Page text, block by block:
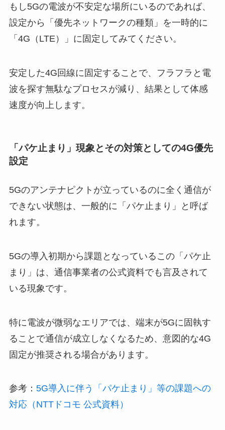
もし5Gの電波が不安定な場所にいるのであれば、
設定から「優先ネットワークの種類」を一時的に
「4G（LTE）」に固定してみてください。
安定した4G回線に固定することで、フラフラと電
波を探す無駄なプロセスが減り、結果として体感
速度が向上します。
「パケ止まり」現象とその対策としての4G優先
設定
5Gのアンテナピクトが立っているのに全く通信が
できない状態は、一般的に「パケ止まり」と呼ば
れます。
5Gの導入初期から課題となっているこの「パケ止
まり」は、通信事業者の公式資料でも言及されて
いる現象です。
特に電波が微弱なエリアでは、端末が5Gに固執す
ることで通信が成立しなくなるため、意図的な4G
固定が推奨される場合があります。
参考： 5G導入に伴う「パケ止まり」等の課題への
対応（NTTドコモ 公式資料）